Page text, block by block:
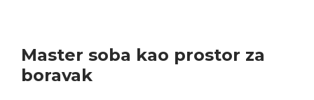
Master soba kao prostor za
boravak